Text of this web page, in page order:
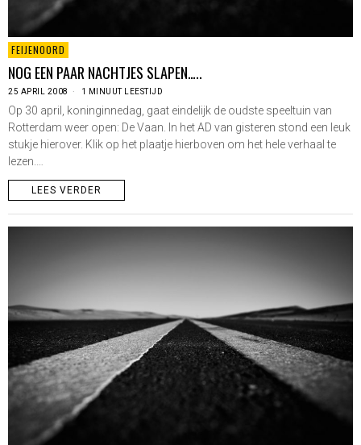
FEIJENOORD
NOG EEN PAAR NACHTJES SLAPEN…..
25 APRIL 2008 1 MINUUT LEESTIJD
Op 30 april, koninginnedag, gaat eindelijk de oudste speeltuin van
Rotterdam weer open: De Vaan. In het AD van gisteren stond een leuk
stukje hierover. Klik op het plaatje hierboven om het hele verhaal te
lezen.…
LEES VERDER